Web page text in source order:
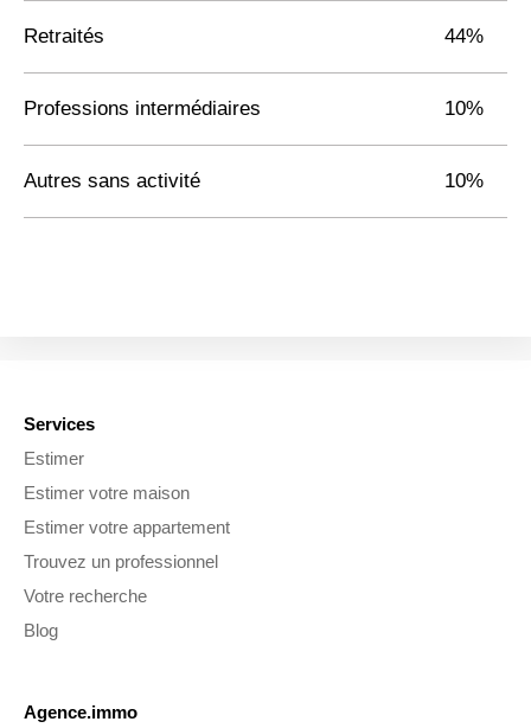
Retraités 44%
Professions intermédiaires 10%
Autres sans activité 10%
Services
Estimer
Estimer votre maison
Estimer votre appartement
Trouvez un professionnel
Votre recherche
Blog
Agence.immo